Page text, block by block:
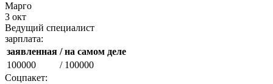
Марго
3 окт
Ведущий специалист
зарплата:
заявленная / на самом деле
100000
/ 100000
Соцпакет: